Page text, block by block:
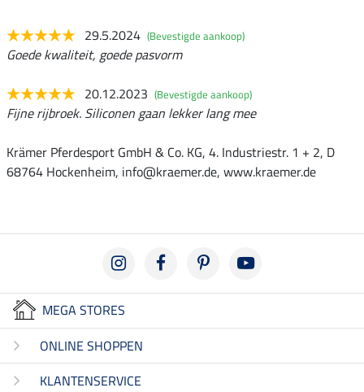
29.5.2024 (Bevestigde aankoop)
Goede kwaliteit, goede pasvorm
20.12.2023 (Bevestigde aankoop)
Fijne rijbroek. Siliconen gaan lekker lang mee
Krämer Pferdesport GmbH & Co. KG, 4. Industriestr. 1 + 2, D
68764 Hockenheim, info@kraemer.de, www.kraemer.de
MEGA STORES
ONLINE SHOPPEN
KLANTENSERVICE